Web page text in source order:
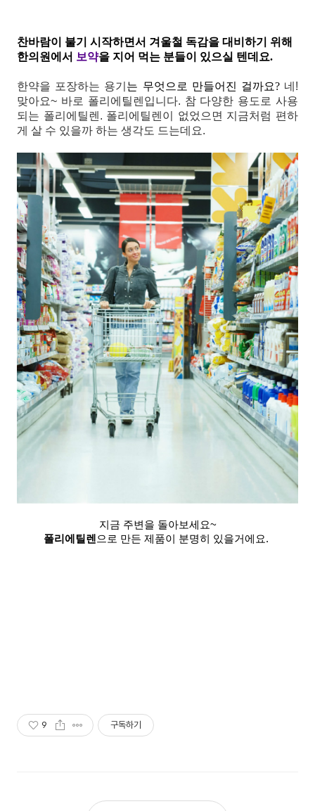
찬바람이 불기 시작하면서 겨울철 독감을 대비하기 위해
한의원에서 보약을 지어 먹는 분들이 있으실 텐데요.
한약을 포장하는 용기 는 무엇으로 만들어진 걸까요? 네!
맞아요~ 바로 폴리에틸렌입니다. 참 다양한 용도로 사용
되는 폴리에틸렌. 폴리에틸렌이 없었으면 지금처럼 편하
게 살 수 있을까 하는 생각도 드는데요.
지금 주변을 돌아보세요~
폴리에틸렌 으로 만든 제품이 분명히 있을거에요.
9 구독하기